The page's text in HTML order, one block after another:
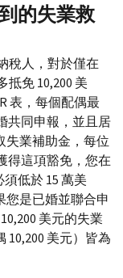
的失業救
稅人，對於僅在
抵免 10,200 美
表，每個配偶最
共同申報，並且居
失業補助金，每位
得這項豁免，您在
須低於 15 萬美
您是已婚並聯合申
美元的失業
美元）皆為